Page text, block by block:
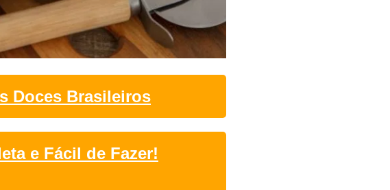
Doces Brasileiros
e Fácil de Fazer!